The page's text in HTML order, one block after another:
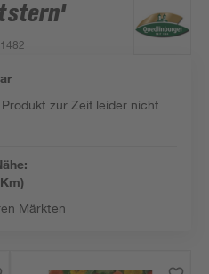
zur Zeit leider nicht
Km)
Märkten